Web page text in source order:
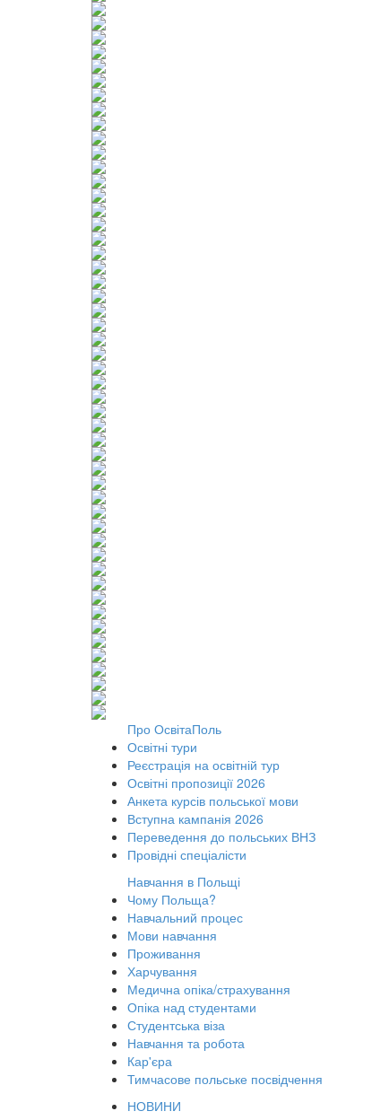
Про ОсвітаПоль
Освітні тури
Реєстрація на освітній тур
Освітні пропозиції 2026
Анкета курсів польської мови
Вступна кампанія 2026
Переведення до польських ВНЗ
Провідні спеціалісти
Навчання в Польщі
Чому Польща?
Навчальний процес
Мови навчання
Проживання
Харчування
Медична опіка/страхування
Опіка над студентами
Студентська віза
Навчання та робота
Кар'єра
Тимчасове польське посвідчення
НОВИНИ